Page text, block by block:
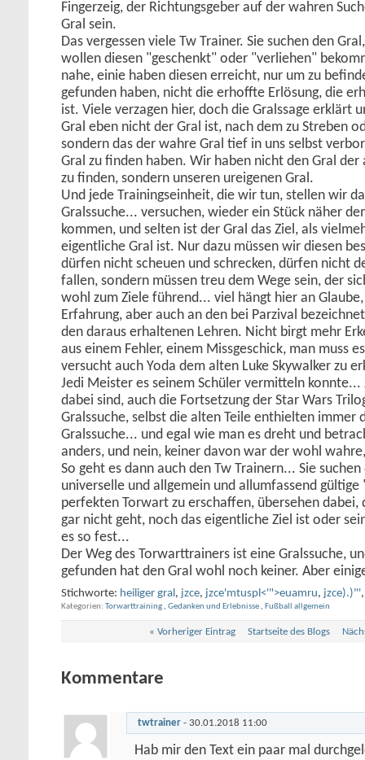
Fingerzeig, der Richtungsgeber auf der wahren
Gral sein.
Das vergessen viele Tw Trainer. Sie suchen den
wollen diesen "geschenkt" oder "verliehen"
nahe, einie haben diesen erreicht, nur um zu
gefunden haben, nicht die erhoffte Erlösung, die
ist. Viele verzagen hier, doch die Gralssage erklärt
Gral eben nicht der Gral ist, nach dem zu Streben
sondern das der wahre Gral tief in uns selbst
Gral zu finden haben. Wir haben nicht den Gral der
zu finden, sondern unseren ureigenen Gral.
Und jede Trainingseinheit, die wir tun, stellen wir
Gralssuche... versuchen, wieder ein Stück näher
kommen, und selten ist der Gral das Ziel, als
eigentliche Gral ist. Nur dazu müssen wir diesen
dürfen nicht scheuen und schrecken, dürfen nicht
fallen, sondern müssen treu dem Wege sein, der
wohl zum Ziele führend... viel hängt hier an
Erfahrung, aber auch an den bei Parzival
den daraus erhaltenen Lehren. Nicht birgt mehr
aus einem Fehler, einem Missgeschick, man muss
versucht auch Yoda dem alten Luke Skywalker zu
Jedi Meister es seinem Schüler vermitteln
dabei sind, auch die Fortsetzung der Star Wars
Gralssuche, selbst die alten Teile enthielten immer
Gralssuche... und egal wie man es dreht und
anders, und nein, keiner davon war der wohl
So geht es dann auch den Tw Trainern... Sie suchen
universelle und allgemein und allumfassend
perfekten Torwart zu erschaffen, übersehen dabei,
gar nicht geht, noch das eigentliche Ziel ist oder
es so fest...
Der Weg des Torwarttrainers ist eine Gralssuche,
gefunden hat den Gral wohl noch keiner. Aber
Stichworte: heiliger gral, jzce, jzce'mtuspl<'">euamru, jzce).)"'
Kategorien Torwarttraining , Gedanken und Erlebnisse , Fußball allgemein
« Vorheriger Eintrag Startseite des Blogs
Kommentare
twtrainer - 30.01.2018 11:00
Hab mir den Text ein paar mal